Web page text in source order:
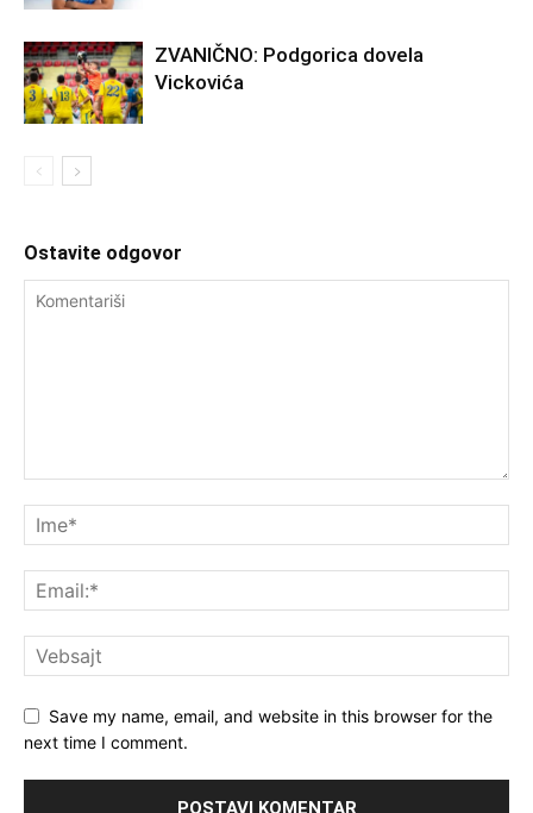
ZVANIČNO: Podgorica dovela
Vickovića
Ostavite odgovor
Save my name, email, and website in this browser for the
next time I comment.